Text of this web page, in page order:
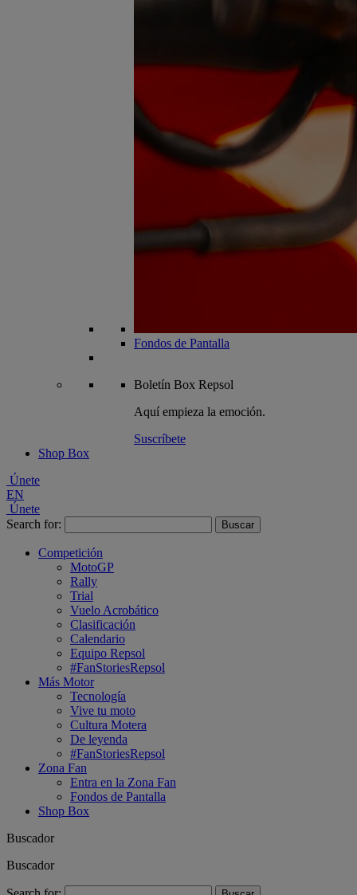
Fondos de Pantalla
Boletín Box Repsol
Aquí empieza la emoción.
Suscríbete
Shop Box
Únete
EN
Únete
Search for:
Competición
MotoGP
Rally
Trial
Vuelo Acrobático
Clasificación
Calendario
Equipo Repsol
#FanStoriesRepsol
Más Motor
Tecnología
Vive tu moto
Cultura Motera
De leyenda
#FanStoriesRepsol
Zona Fan
Entra en la Zona Fan
Fondos de Pantalla
Shop Box
Buscador
Buscador